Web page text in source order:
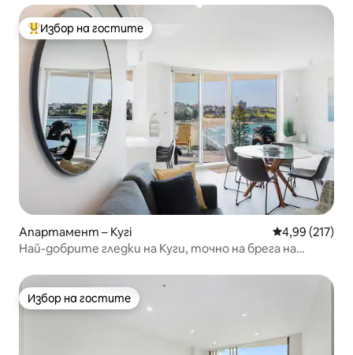
Най-популярен избор на гостите
Избор на гостите
Апартамент – Кугі Средна
4,99 (217)
Най-добрите гледки на Куги, точно на брега на
Избор на гостите
Избор на гостите